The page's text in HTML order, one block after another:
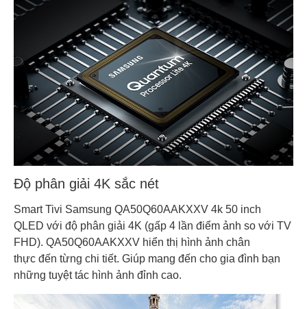
Độ phân giải 4K sắc nét
Smart Tivi Samsung QA50Q60AAKXXV 4k 50 inch
QLED với độ phân giải 4K (gấp 4 lần điểm ảnh so với TV
FHD). QA50Q60AAKXXV hiển thị hình ảnh chân
thực đến từng chi tiết. Giúp mang đến cho gia đình bạn
những tuyệt tác hình ảnh đỉnh cao.